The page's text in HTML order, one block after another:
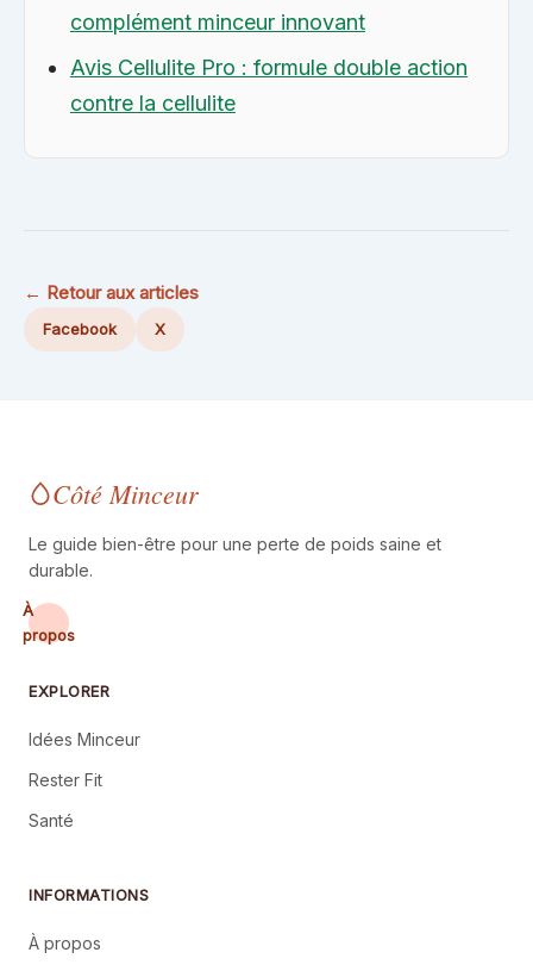
complément minceur innovant
Avis Cellulite Pro : formule double action
contre la cellulite
← Retour aux articles
Facebook X
Côté Minceur
Le guide bien-être pour une perte de poids saine et
durable.
À
propos
EXPLORER
Idées Minceur
Rester Fit
Santé
INFORMATIONS
À propos